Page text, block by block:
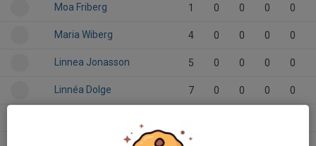
Moa Friberg 1 0 0 0 0
Maria Wiberg 4 0 0 0 0
Linnea Jonasson 5 0 0 0 0
Linnéa Dolge 7 0 0 0 0